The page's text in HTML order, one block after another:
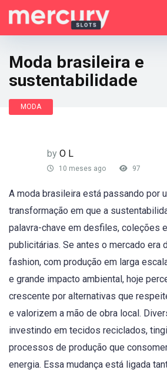
Moda brasileira e
sustentabilidade
MODA
by O L
10 meses ago 97
A moda brasileira está passando por
transformação em que a
palavra-chave em desfiles, coleções
publicitárias. Se antes o mercado era
fashion, com produção em larga
e grande impacto ambiental, hoje
crescente por alternativas que
e valorizem a mão de obra local.
investindo em tecidos reciclados,
processos de produção que
energia. Essa mudança está ligada